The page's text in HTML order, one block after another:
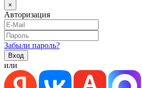
×
Авторизация
Забыли пароль?
или